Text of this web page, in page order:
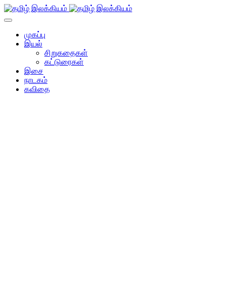
முகப்பு
இயல்
சிறுகதைகள்
கட்டுரைகள்
இசை
நாடகம்
கவிதை